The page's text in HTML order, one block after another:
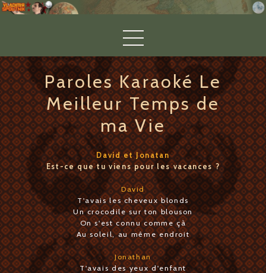
Paroles Karaoké Le
Meilleur Temps de
ma Vie
David et Jonatan
Est-ce que tu viens pour les vacances ?
David
T'avais les cheveux blonds
Un crocodile sur ton blouson
On s'est connu comme çà
Au soleil, au même endroit
Jonathan
T'avais des yeux d'enfant